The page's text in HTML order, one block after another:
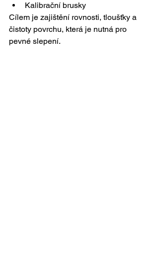
Kalibrační brusky
Cílem je zajištění rovnosti, tloušťky a
čistoty povrchu, která je nutná pro
pevné slepení.